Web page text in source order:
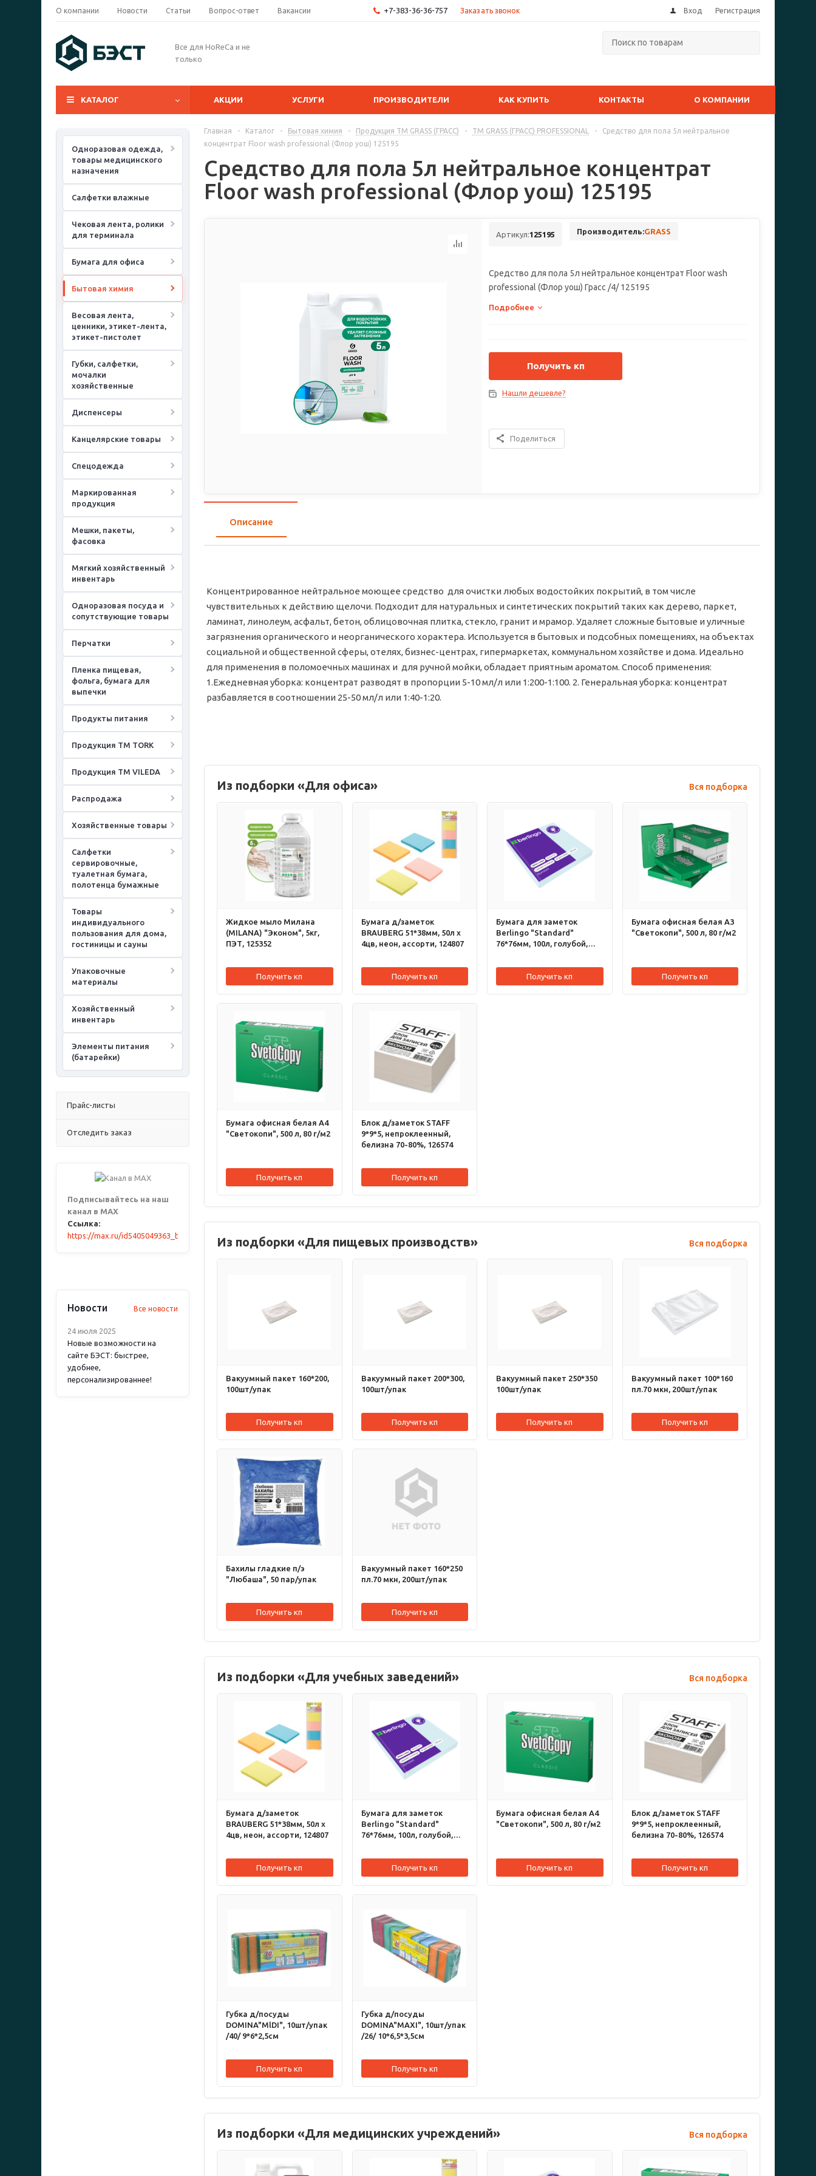
О компании Новости Статьи Вопрос-ответ Вакансии +7-383-36-36-757 Заказать звонок Вход Регистрация
Все для HoReCa и не
только
КАТАЛОГ АКЦИИ УСЛУГИ ПРОИЗВОДИТЕЛИ КАК КУПИТЬ КОНТАКТЫ О КОМПАНИИ
Одноразовая одежда,
товары медицинского
назначения
Салфетки влажные
Чековая лента, ролики
для терминала
Бумага для офиса
Бытовая химия
Весовая лента,
ценники, этикет-лента,
этикет-пистолет
Губки, салфетки,
мочалки
хозяйственные
Диспенсеры
Канцелярские товары
Спецодежда
Маркированная
продукция
Мешки, пакеты,
фасовка
Мягкий хозяйственный
инвентарь
Одноразовая посуда и
сопутствующие товары
Перчатки
Пленка пищевая,
фольга, бумага для
выпечки
Продукты питания
Продукция ТМ TORK
Продукция ТМ VILEDA
Распродажа
Хозяйственные товары
Салфетки
сервировочные,
туалетная бумага,
полотенца бумажные
Товары
индивидуального
пользования для дома,
гостиницы и сауны
Упаковочные
материалы
Хозяйственный
инвентарь
Элементы питания
(батарейки)
Прайс-листы
Отследить заказ
Подписывайтесь на наш
канал в MAX
Ссылка:
https://max.ru/id5405049363_biz
Новости Все новости
24 июля 2025
Новые возможности на
сайте БЭСТ: быстрее,
удобнее,
персонализированнее!
Главная - Каталог - Бытовая химия - Продукция ТМ GRASS (ГРАСС) - ТМ GRASS (ГРАСС) PROFESSIONAL -
Средство для пола 5л нейтральное
концентрат Floor wash professional (Флор уош) 125195
Средство для пола 5л нейтральное концентрат
Floor wash professional (Флор уош) 125195
Артикул:125195 Производитель:GRASS
Средство для пола 5л нейтральное концентрат Floor wash
professional (Флор уош) Грасс /4/ 125195
Подробнее
Получить кп
Нашли дешевле?
Поделиться
Описание
Концентрированное нейтральное моющее средство для очистки любых водостойких покрытий, в том числе
чувствительных к действию щелочи. Подходит для натуральных и синтетических покрытий таких как дерево, паркет,
ламинат, линолеум, асфальт, бетон, облицовочная плитка, стекло, гранит и мрамор. Удаляет сложные бытовые и уличные
загрязнения органического и неорганического хорактера. Используется в бытовых и подсобных помещениях, на объектах
социальной и общественной сферы, отелях, бизнес-центрах, гипермаркетах, коммунальном хозяйстве и дома. Идеально
для применения в поломоечных машинах и для ручной мойки, обладает приятным ароматом. Способ применения:
1.Ежедневная уборка: концентрат разводят в пропорции 5-10 мл/л или 1:200-1:100. 2. Генеральная уборка: концентрат
разбавляется в соотношении 25-50 мл/л или 1:40-1:20.
Из подборки «Для офиса» Вся подборка
Жидкое мыло Милана
(MILANA) "Эконом", 5кг,
ПЭТ, 125352
Получить кп
Бумага д/заметок
BRAUBERG 51*38мм, 50л х
4цв, неон, ассорти, 124807
Получить кп
Бумага для заметок
Berlingo "Standard"
76*76мм, 100л, голубой,
Получить кп
Бумага офисная белая А3
"Светокопи", 500 л, 80 г/м2
Получить кп
Бумага офисная белая А4
"Светокопи", 500 л, 80 г/м2
Получить кп
Блок д/заметок STAFF
9*9*5, непроклеенный,
белизна 70-80%, 126574
Получить кп
Из подборки «Для пищевых производств» Вся подборка
Вакуумный пакет 160*200,
100шт/упак
Получить кп
Вакуумный пакет 200*300,
100шт/упак
Получить кп
Вакуумный пакет 250*350
100шт/упак
Получить кп
Вакуумный пакет 100*160
пл.70 мкн, 200шт/упак
Получить кп
Бахилы гладкие п/э
"Любаша", 50 пар/упак
Получить кп
Вакуумный пакет 160*250
пл.70 мкн, 200шт/упак
Получить кп
Из подборки «Для учебных заведений» Вся подборка
Бумага д/заметок
BRAUBERG 51*38мм, 50л х
4цв, неон, ассорти, 124807
Получить кп
Бумага для заметок
Berlingo "Standard"
76*76мм, 100л, голубой,
Получить кп
Бумага офисная белая А4
"Светокопи", 500 л, 80 г/м2
Получить кп
Блок д/заметок STAFF
9*9*5, непроклеенный,
белизна 70-80%, 126574
Получить кп
Губка д/посуды
DOMINA"MlDI", 10шт/упак
/40/ 9*6*2,5см
Получить кп
Губка д/посуды
DOMINA"MAXI", 10шт/упак
/26/ 10*6,5*3,5см
Получить кп
Из подборки «Для медицинских учреждений» Вся подборка